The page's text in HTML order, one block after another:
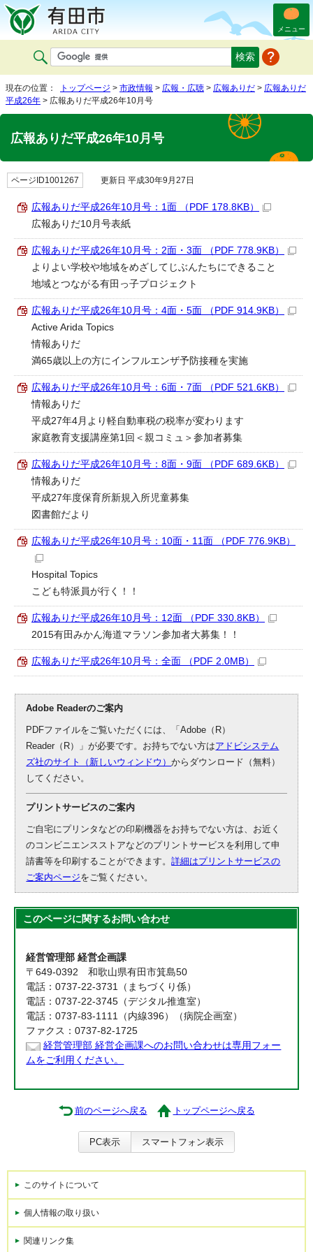
メニュー
現在の位置： トップページ > 市政情報 > 広報・広聴 > 広報ありだ > 広報ありだ
平成26年 > 広報ありだ平成26年10月号
広報ありだ平成26年10月号
ページID1001267 更新日 平成30年9月27日
広報ありだ平成26年10月号：1面 （PDF 178.8KB）
広報ありだ10月号表紙
広報ありだ平成26年10月号：2面・3面 （PDF 778.9KB）
よりよい学校や地域をめざしてじぶんたちにできること
地域とつながる有田っ子プロジェクト
広報ありだ平成26年10月号：4面・5面 （PDF 914.9KB）
Active Arida Topics
情報ありだ
満65歳以上の方にインフルエンザ予防接種を実施
広報ありだ平成26年10月号：6面・7面 （PDF 521.6KB）
情報ありだ
平成27年4月より軽自動車税の税率が変わります
家庭教育支援講座第1回＜親コミュ＞参加者募集
広報ありだ平成26年10月号：8面・9面 （PDF 689.6KB）
情報ありだ
平成27年度保育所新規入所児童募集
図書館だより
広報ありだ平成26年10月号：10面・11面 （PDF 776.9KB）
Hospital Topics
こども特派員が行く！！
広報ありだ平成26年10月号：12面 （PDF 330.8KB）
2015有田みかん海道マラソン参加者大募集！！
広報ありだ平成26年10月号：全面 （PDF 2.0MB）
Adobe Readerのご案内
PDFファイルをご覧いただくには、「Adobe（R）
Reader（R）」が必要です。お持ちでない方はアドビシステム
ズ社のサイト（新しいウィンドウ）からダウンロード（無料）
してください。
プリントサービスのご案内
ご自宅にプリンタなどの印刷機器をお持ちでない方は、お近く
のコンビニエンスストアなどのプリントサービスを利用して申
請書等を印刷することができます。詳細はプリントサービスの
ご案内ページをご覧ください。
このページに関するお問い合わせ
経営管理部 経営企画課
〒649-0392 和歌山県有田市箕島50
電話：0737-22-3731（まちづくり係）
電話：0737-22-3745（デジタル推進室）
電話：0737-83-1111（内線396）（病院企画室）
ファクス：0737-82-1725
経営管理部 経営企画課へのお問い合わせは専用フォー
ムをご利用ください。
前のページへ戻る トップページへ戻る
PC表示 スマートフォン表示
このサイトについて
個人情報の取り扱い
関連リンク集